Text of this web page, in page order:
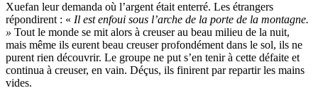
Xuefan leur demanda où l’argent était enterré. Les étrangers
répondirent : « Il est enfoui sous l’arche de la porte de la montagne.
» Tout le monde se mit alors à creuser au beau milieu de la nuit,
mais même ils eurent beau creuser profondément dans le sol, ils ne
purent rien découvrir. Le groupe ne put s’en tenir à cette défaite et
continua à creuser, en vain. Déçus, ils finirent par repartir les mains
vides.